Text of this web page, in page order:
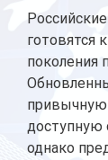
готовятся
поколения
доступную
однако